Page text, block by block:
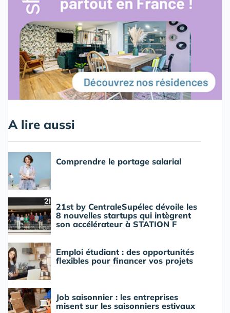
A lire aussi
Comprendre le portage salarial
21st by CentraleSupélec dévoile les
8 nouvelles startups qui intègrent
son accélérateur à STATION F
Emploi étudiant : des opportunités
flexibles pour financer vos projets
Job saisonnier : les entreprises
misent sur les saisonniers estivaux